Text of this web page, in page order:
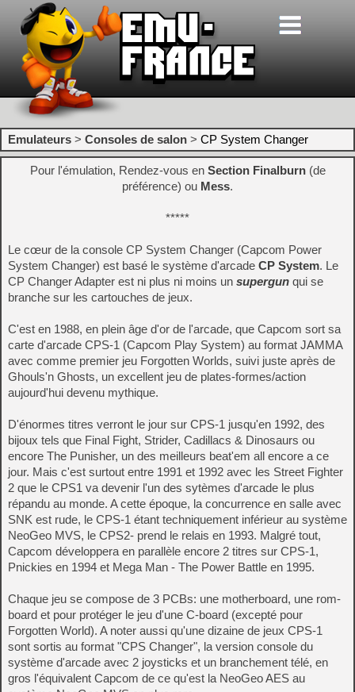
Emulateurs > Consoles de salon > CP System Changer
Pour l'émulation, Rendez-vous en Section Finalburn(de
préférence) ou Mess.
*****
Le cœur de la console CP System Changer (Capcom Power
System Changer) est basé le système d'arcade CP System. Le
CP Changer Adapter est ni plus ni moins un supergun qui se
branche sur les cartouches de jeux.
C'est en 1988, en plein âge d'or de l'arcade, que Capcom sort sa
carte d'arcade CPS-1 (Capcom Play System) au format JAMMA
avec comme premier jeu Forgotten Worlds, suivi juste après de
Ghouls'n Ghosts, un excellent jeu de plates-formes/action
aujourd'hui devenu mythique.
D'énormes titres verront le jour sur CPS-1 jusqu'en 1992, des
bijoux tels que Final Fight, Strider, Cadillacs & Dinosaurs ou
encore The Punisher, un des meilleurs beat'em all encore a ce
jour. Mais c'est surtout entre 1991 et 1992 avec les Street Fighter
2 que le CPS1 va devenir l'un des sytèmes d'arcade le plus
répandu au monde. A cette époque, la concurrence en salle avec
SNK est rude, le CPS-1 étant techniquement inférieur au système
NeoGeo MVS, le CPS2- prend le relais en 1993. Malgré tout,
Capcom développera en parallèle encore 2 titres sur CPS-1,
Pnickies en 1994 et Mega Man - The Power Battle en 1995.
Chaque jeu se compose de 3 PCBs: une motherboard, une rom-
board et pour protéger le jeu d'une C-board (excepté pour
Forgotten World). A noter aussi qu'une dizaine de jeux CPS-1
sont sortis au format "CPS Changer", la version console du
système d'arcade avec 2 joysticks et un branchement télé, en
gros l'équivalent Capcom de ce qu'est la NeoGeo AES au